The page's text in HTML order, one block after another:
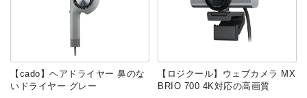
【cado】ヘアドライヤー 鼻のな
いドライヤー グレー
【ロジクール】ウェブカメラ MX
BRIO 700 4K対応の高画質